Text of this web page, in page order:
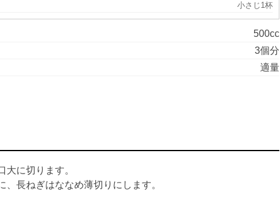
小さじ1杯
500cc
3個分
適量
大に切ります。
、長ねぎはななめ薄切りにします。